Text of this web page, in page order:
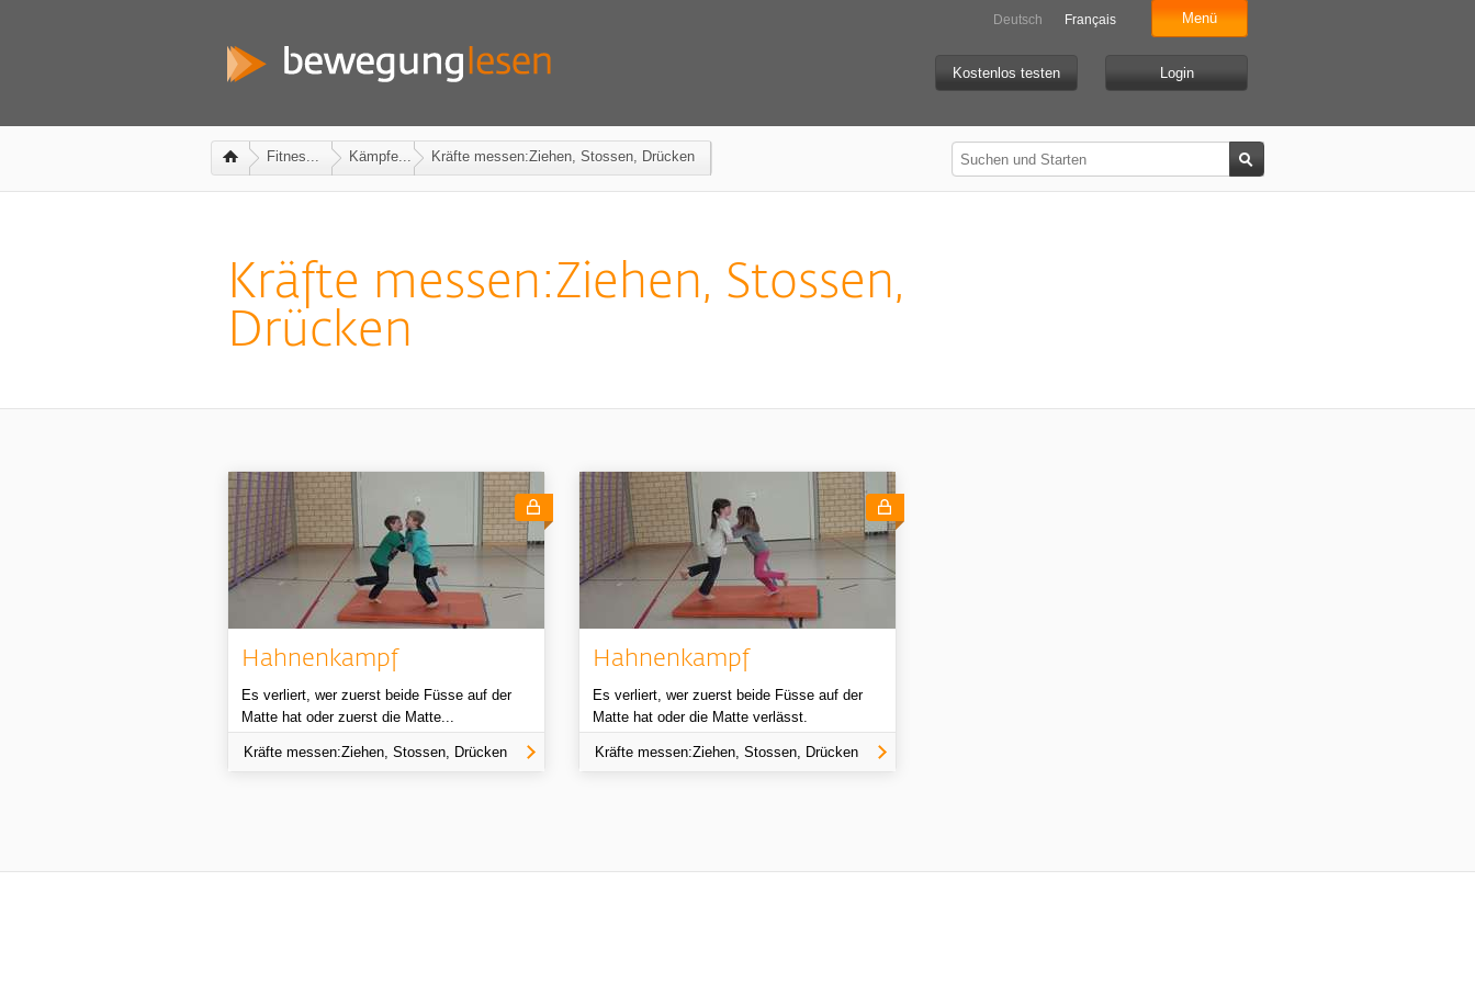
Deutsch Français Menü
Kostenlos testen Login
Fitnes... Kämpfe... Kräfte messen:Ziehen, Stossen, Drücken
Kräfte messen:Ziehen, Stossen,
Drücken
Hahnenkampf
Es verliert, wer zuerst beide Füsse auf der
Matte hat oder zuerst die Matte...
Kräfte messen:Ziehen, Stossen, Drücken
Hahnenkampf
Es verliert, wer zuerst beide Füsse auf der
Matte hat oder die Matte verlässt.
Kräfte messen:Ziehen, Stossen, Drücken